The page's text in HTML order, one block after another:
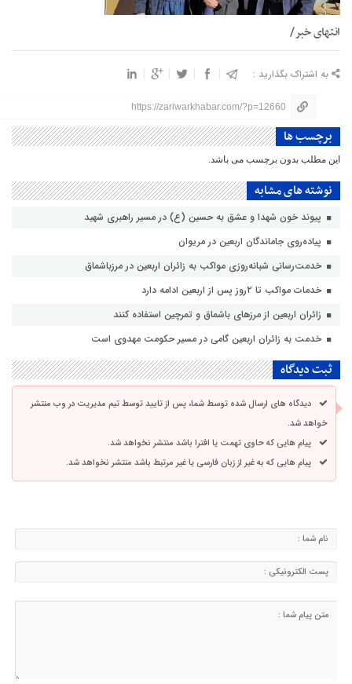
انتهای خبر/
به اشتراک بگذارید :
https://zariwarkhabar.com/?p=12660
برچسب ها
این مطلب بدون برچسب می باشد.
نوشته های مشابه
پیوند خون شهدا و عشق به حسین (ع) در مسیر راهبری شهید
پیاده‌روی جاماندگان اربعین در مریوان
خدمت‌رسانی شبانه‌روزی مواکب به زائران اربعین در مرزباشماق
خدمات مواکب تا ۲روز پس از اربعین ادامه دارد
زائران اربعین از مرزهای باشماق و تمرچین استفاده کنند
خدمت به زائران اربعین گامی در مسیر حکومت مهدوی است
ثبت دیدگاه
دیدگاه های ارسال شده توسط شما، پس از تایید توسط تیم مدیریت در وب منتشر
خواهد شد.
پیام هایی که حاوی تهمت یا افترا باشد منتشر نخواهد شد.
پیام هایی که به غیر از زبان فارسی یا غیر مرتبط باشد منتشر نخواهد شد.